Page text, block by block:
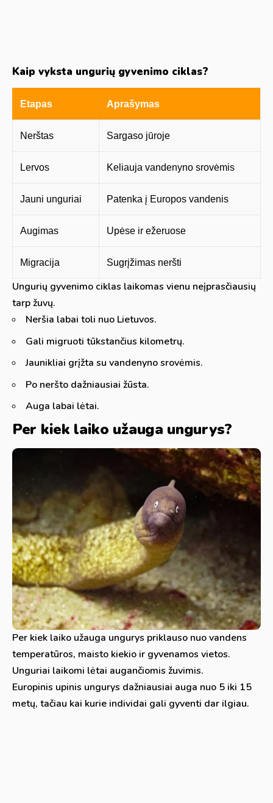
Kaip vyksta ungurių gyvenimo ciklas?
Etapas Aprašymas
Nerštas Sargaso jūroje
Lervos Keliauja vandenyno srovėmis
Jauni unguriai Patenka į Europos vandenis
Augimas Upėse ir ežeruose
Migracija Sugrįžimas neršti
Ungurių gyvenimo ciklas laikomas vienu neįprasčiausių
tarp žuvų.
Neršia labai toli nuo Lietuvos.
Gali migruoti tūkstančius kilometrų.
Jaunikliai grįžta su vandenyno srovėmis.
Po neršto dažniausiai žūsta.
Auga labai lėtai.
Per kiek laiko užauga ungurys?
Per kiek laiko užauga ungurys priklauso nuo vandens
temperatūros, maisto kiekio ir gyvenamos vietos.
Unguriai laikomi lėtai augančiomis žuvimis.
Europinis upinis ungurys dažniausiai auga nuo 5 iki 15
metų, tačiau kai kurie individai gali gyventi dar ilgiau.